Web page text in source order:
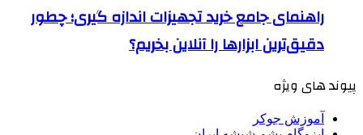
راهنمای جامع خرید تجهیزات اندازه گیری؛ چطور
دقیق‌ترین ابزارها را آنلاین بخریم؟
پیوند های ویژه
آموزش جوکر